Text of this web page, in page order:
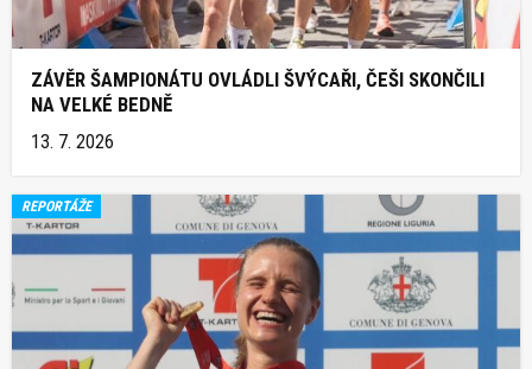
ZÁVĚR ŠAMPIONÁTU OVLÁDLI ŠVÝCAŘI, ČEŠI SKONČILI
NA VELKÉ BEDNĚ
13. 7. 2026
REPORTÁŽE